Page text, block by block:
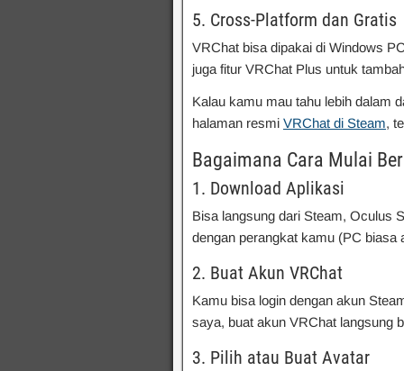
5. Cross-Platform dan Gratis
VRChat bisa dipakai di Windows
juga fitur VRChat Plus untuk
Kalau kamu mau tahu lebih dalam
halaman resmi VRChat di Steam,
Bagaimana Cara Mulai
1. Download Aplikasi
Bisa langsung dari Steam, Oculus
dengan perangkat kamu (PC biasa
2. Buat Akun VRChat
Kamu bisa login dengan akun
saya, buat akun VRChat langsung
3. Pilih atau Buat Avatar